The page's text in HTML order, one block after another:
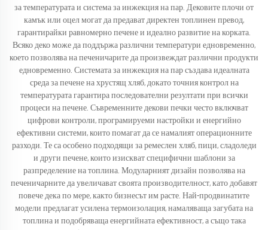
за температурата и система за инжекция на пар. Дековите плочи от
камък или оцел могат да предават директен топлинен превод,
гарантирайки равномерно печене и идеално развитие на корката.
Всяко деко може да поддържа различни температури едновременно,
което позволява на печеничарите да произвеждат различни продукти
едновременно. Системата за инжекция на пар създава идеалната
среда за печене на хрустящ хляб, докато точния контрол на
температурата гарантира последователни резултати при всички
процеси на печене. Съвременните декови печки често включват
цифрови контроли, програмируеми настройки и енергийно
ефективни системи, които помагат да се намалият операционните
разходи. Те са особено подходящи за ремеслен хляб, пици, сладоледи
и други печене, които изискват специфични шаблони за
разпределение на топлина. Модуларният дизайн позволява на
печеничарните да увеличават своята производителност, като добавят
повече дека по мере, както бизнесът им расте. Най-продвинатите
модели предлагат усилена термоизолация, намаляваща загубата на
топлина и подобряваща енергийната ефективност, а също така